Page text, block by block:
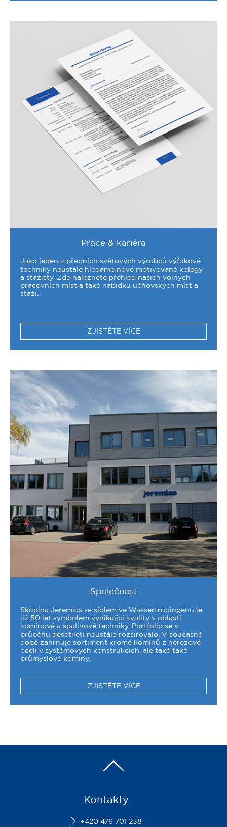
Práce & kariéra
Jako jeden z předních světových výrobců výfukové
techniky neustále hledáme nové motivované kolegy
a stážisty. Zde naleznete přehled našich volných
pracovních míst a také nabídku učňovských míst a
stáží.
ZJISTĚTE VÍCE
Společnost
Skupina Jeremias se sídlem ve Wassertrüdingenu je
již 50 let symbolem vynikající kvality v oblasti
komínové a spalinové techniky. Portfolio se v
průběhu desetiletí neustále rozšiřovalo. V současné
době zahrnuje sortiment kromě komínů z nerezové
oceli v systémových konstrukcích, ale také také
průmyslové komíny.
ZJISTĚTE VÍCE
Kontakty
+420 476 701 238